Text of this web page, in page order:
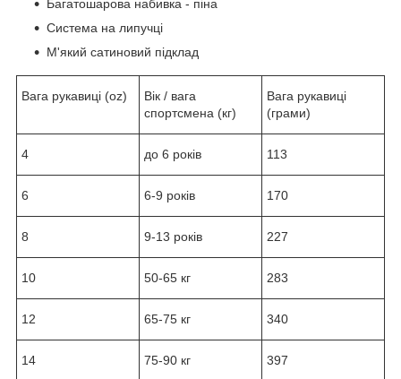
Багатошарова набивка - піна
Система на липучці
М'який сатиновий підклад
Вага рукавиці (oz)
Вік / вага
спортсмена (кг)
Вага рукавиці
(грами)
4 до 6 років 113
6 6-9 років 170
8 9-13 років 227
10 50-65 кг 283
12 65-75 кг 340
14 75-90 кг 397